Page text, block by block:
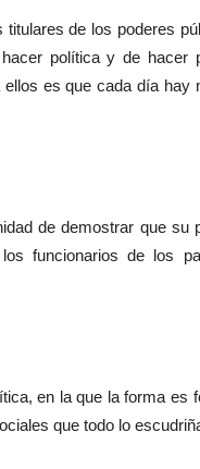
de los poderes
política y de hacer
ellos es que cada día
de demostrar que
funcionarios de los
en la que la forma
que todo lo